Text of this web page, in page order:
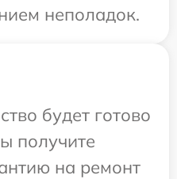
неполадок.
будет готово
получите
на ремонт